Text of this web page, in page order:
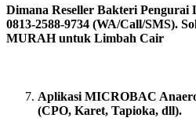
Dimana Reseller Bakteri
0813-2588-9734 (WA/Call/SMS).
MURAH untuk Limbah Cair
Aplikasi MICROBAC
(CPO, Karet, Tapioka, dll).